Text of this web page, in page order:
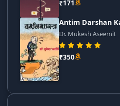
₹171
Antim Darshan
Dr. Mukesh Aseemit
₹350